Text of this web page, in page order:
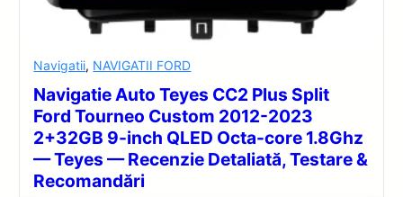
Navigatii, NAVIGATII FORD
Navigatie Auto Teyes CC2 Plus Split
Ford Tourneo Custom 2012-2023
2+32GB 9-inch QLED Octa-core 1.8Ghz
— Teyes — Recenzie Detaliată, Testare &
Recomandări